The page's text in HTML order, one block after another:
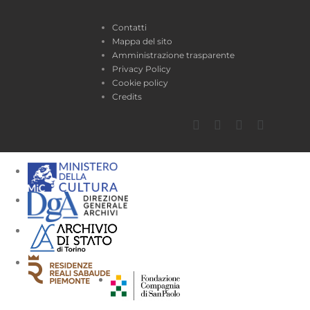
Contatti
Mappa del sito
Amministrazione trasparente
Privacy Policy
Cookie policy
Credits
Facebook
TwitterYouTube